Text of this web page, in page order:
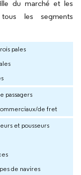
du marché et les
les segments
pales
passagers
de fret
et pousseurs
de navires